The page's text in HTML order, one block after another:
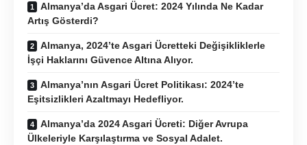
Almanya’da Asgari Ücret: 2024 Yılında Ne Kadar
Artış Gösterdi?
Almanya, 2024’te Asgari Ücretteki Değişikliklerle
İşçi Haklarını Güvence Altına Alıyor.
Almanya’nın Asgari Ücret Politikası: 2024’te
Eşitsizlikleri Azaltmayı Hedefliyor.
Almanya’da 2024 Asgari Ücreti: Diğer Avrupa
Ülkeleriyle Karşılaştırma ve Sosyal Adalet.